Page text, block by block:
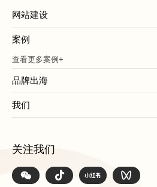
网站建设
案例
查看更多案例+
品牌出海
我们
关注我们